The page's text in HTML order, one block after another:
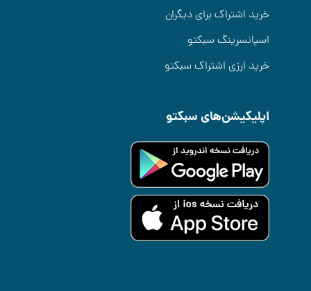
خرید اشتراک برای دیگران
اسپانسرینگ سبکتو
خرید ارزی اشتراک سبکتو
اپلیکیشن‌های سبکتو